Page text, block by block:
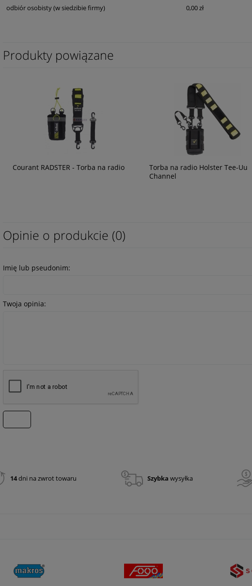
odbiór osobisty(w siedzibie firmy) 0,00 zł
Produkty powiązane
Courant RADSTER - Torba na radio
Torba na radio Holster Tee-Uu
Channel
Opinie o produkcie (0)
Imię lub pseudonim:
Twoja opinia:
14dni na zwrot towaru Szybka wysyłka